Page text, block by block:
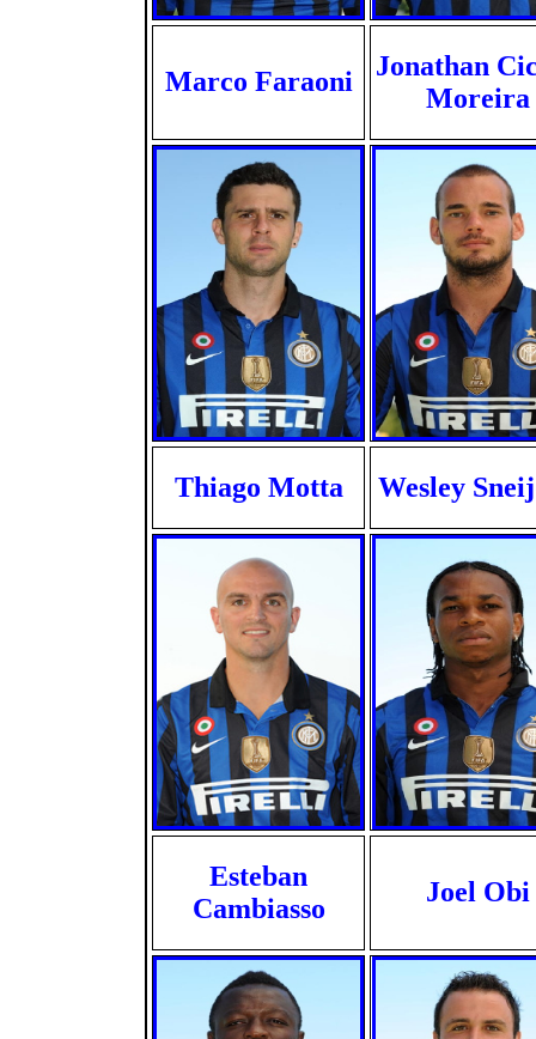
Marco Faraoni
Jonathan
Moreira
Thiago Motta Wesley
Esteban
Cambiasso
Joel Obi